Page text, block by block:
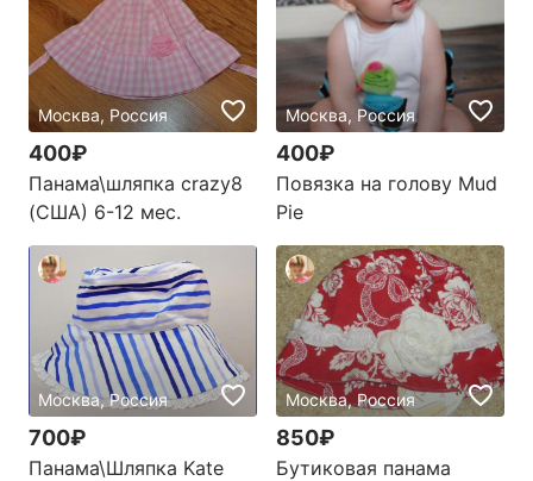
Москва, Россия
400₽
Панама\шляпка crazy8
(CША) 6-12 мес.
Москва, Россия
400₽
Повязка на голову Mud
Pie
Москва, Россия
700₽
Панама\Шляпка Kate
Москва, Россия
850₽
Бутиковая панама